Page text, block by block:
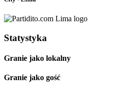
Statystyka
Granie jako lokalny
Granie jako gość